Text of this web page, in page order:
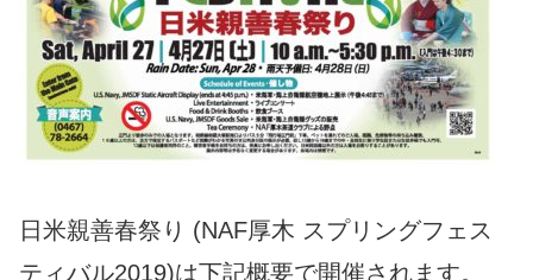
日米親善春祭り (NAF厚木 スプリングフェス
ティバル2019)は下記概要で開催されます。